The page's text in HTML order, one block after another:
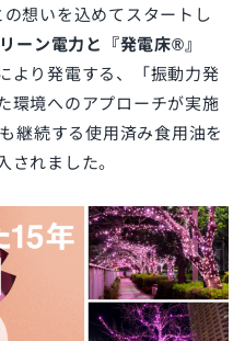
の想いを込めてスタートし
ーン電力と『発電床®』
より発電する、「振動力発
環境へのアプローチが実施
継続する使用済み食用油を
されました。